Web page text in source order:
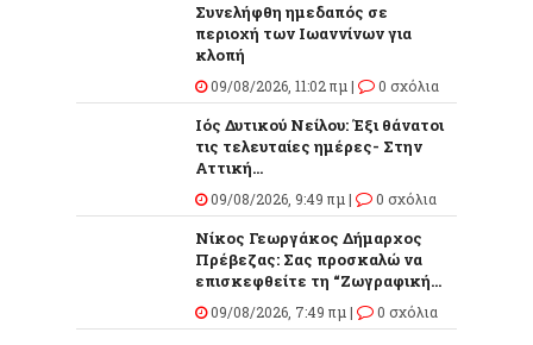
Συνελήφθη ημεδαπός σε
περιοχή των Ιωαννίνων για
κλοπή
09/08/2026, 11:02 πμ | 0 σχόλια
Ιός Δυτικού Νείλου: Έξι θάνατοι
τις τελευταίες ημέρες- Στην
Αττική...
09/08/2026, 9:49 πμ | 0 σχόλια
Νίκος Γεωργάκος Δήμαρχος
Πρέβεζας: Σας προσκαλώ να
επισκεφθείτε τη “Ζωγραφική...
09/08/2026, 7:49 πμ | 0 σχόλια